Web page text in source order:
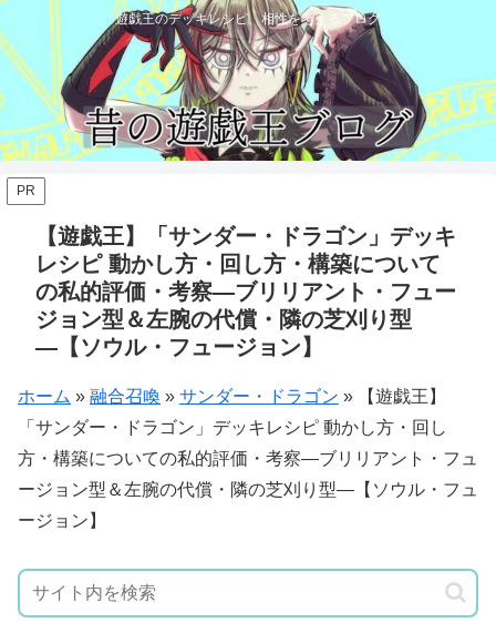
遊戯王のデッキレシピ、相性を考えるブログ
PR
【遊戯王】「サンダー・ドラゴン」デッキ
レシピ 動かし方・回し方・構築について
の私的評価・考察―ブリリアント・フュー
ジョン型＆左腕の代償・隣の芝刈り型
―【ソウル・フュージョン】
ホーム » 融合召喚 » サンダー・ドラゴン » 【遊戯王】
「サンダー・ドラゴン」デッキレシピ 動かし方・回し
方・構築についての私的評価・考察―ブリリアント・フュ
ージョン型＆左腕の代償・隣の芝刈り型―【ソウル・フュ
ージョン】